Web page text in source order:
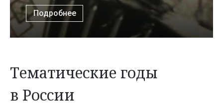
Подробнее
Тематические годы
в России